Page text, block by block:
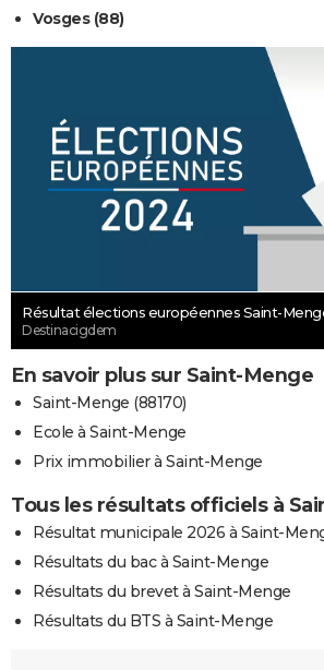
Vosges (88)
Résultat élections européennes Saint-
Destinacigdem
En savoir plus sur Saint-Menge
Saint-Menge (88170)
Ecole à Saint-Menge
Prix immobilier à Saint-Menge
Tous les résultats officiels à
Résultat municipale 2026 à Saint-
Résultats du bac à Saint-Menge
Résultats du brevet à Saint-Menge
Résultats du BTS à Saint-Menge